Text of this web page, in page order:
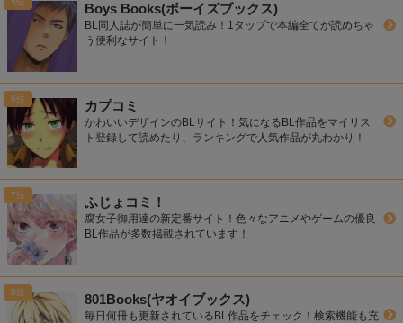
Boys Books(ボーイズブックス)
BL同人誌が簡単に一気読み！1タップで本編全てが読めちゃ
う便利なサイト！
カプコミ
かわいいデザインのBLサイト！気になるBL作品をマイリス
ト登録して読めたり、ランキングで人気作品が丸わかり！
ふじょコミ！
腐女子御用達の新定番サイト！色々なアニメやゲームの優良
BL作品が多数掲載されています！
801Books(ヤオイブックス)
毎日何冊も更新されているBL作品をチェック！検索機能も充